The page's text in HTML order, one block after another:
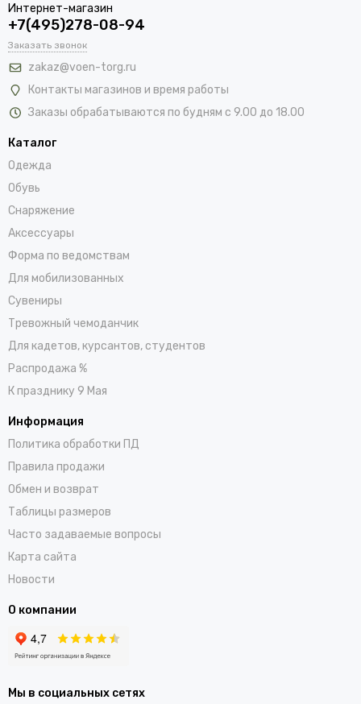
Интернет-магазин
+7(495)278-08-94
Заказать звонок
zakaz@voen-torg.ru
Контакты магазинов и время работы
Заказы обрабатываются по будням с 9.00 до 18.00
Каталог
Одежда
Обувь
Снаряжение
Аксессуары
Форма по ведомствам
Для мобилизованных
Сувениры
Тревожный чемоданчик
Для кадетов, курсантов, студентов
Распродажа %
К празднику 9 Мая
Информация
Политика обработки ПД
Правила продажи
Обмен и возврат
Таблицы размеров
Часто задаваемые вопросы
Карта сайта
Новости
О компании
Мы в социальных сетях